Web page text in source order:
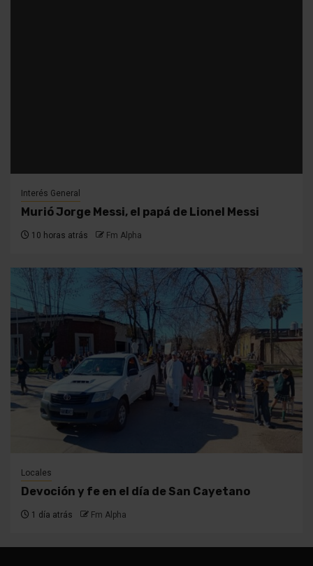
Interés General
Murió Jorge Messi, el papá de Lionel Messi
10 horas atrás Fm Alpha
Locales
Devoción y fe en el día de San Cayetano
1 día atrás Fm Alpha